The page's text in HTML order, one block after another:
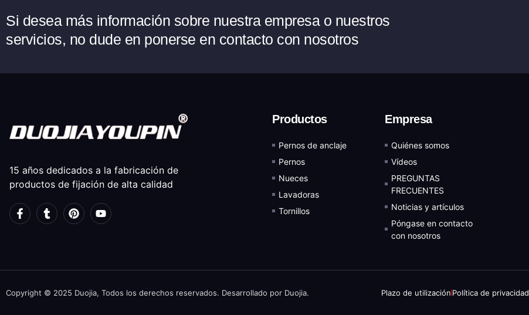
Si desea más información sobre nuestra empresa o nuestros
servicios, no dude en ponerse en contacto con nosotros
15 años dedicados a la fabricación de
productos de fijación de alta calidad
Productos
Pernos de anclaje
Pernos
Nueces
Lavadoras
Tornillos
Empresa
Quiénes somos
Vídeos
PREGUNTAS
FRECUENTES
Noticias y artículos
Póngase en contacto
con nosotros
Copyright © 2025 Duojia, Todos los derechos reservados. Desarrollado por Duojia. Plazo de utilización Política de privacidad